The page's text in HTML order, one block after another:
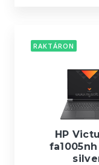
RAKTÁRON
HP